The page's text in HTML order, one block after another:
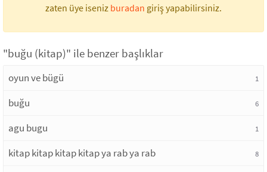
zaten üye iseniz buradan giriş yapabilirsiniz.
"buğu (kitap)" ile benzer başlıklar
oyun ve bügü 1
buğu 6
agu bugu 1
kitap kitap kitap kitap ya rab ya rab 8